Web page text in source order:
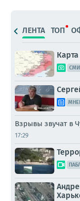
ЛЕНТА ТОП
СМИ
Взрывы звучат в
17:29